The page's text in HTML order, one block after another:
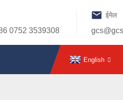
0752 3539308
ईमेल
English